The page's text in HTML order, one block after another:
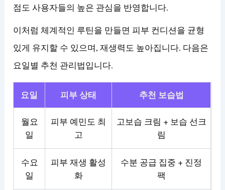
점도 사용자들의 높은 관심을 반영합니다.
이처럼 체계적인 루틴을 만들면 피부 컨디션을 균형
있게 유지할 수 있으며, 재생력도 높아집니다. 다음은
요일별 추천 관리법입니다.
요일 피부 상태 추천 보습법
월요
일
피부 예민도 최
고
고보습 크림 + 보습 선크
림
수요
일
피부 재생 활성
화
수분 공급 집중 + 진정
팩